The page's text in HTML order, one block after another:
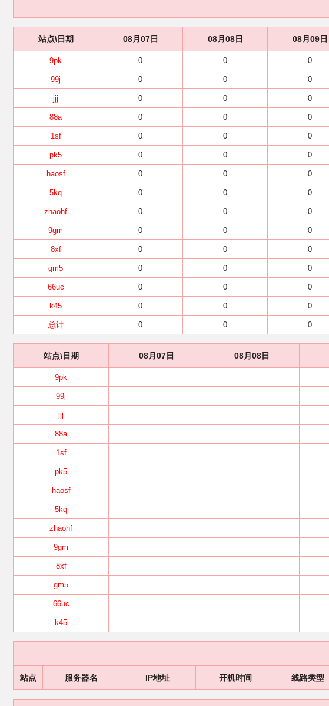
站点\日期 08月07日 08月08日 08月09日
9pk 0 0 0
99j 0 0 0
jjj 0 0 0
88a 0 0 0
1sf 0 0 0
pk5 0 0 0
haosf 0 0 0
5kq 0 0 0
zhaohf 0 0 0
9gm 0 0 0
8xf 0 0 0
gm5 0 0 0
66uc 0 0 0
k45 0 0 0
总计 0 0 0
站点\日期 08月07日 08月08日
9pk
99j
jjj
88a
1sf
pk5
haosf
5kq
zhaohf
9gm
8xf
gm5
66uc
k45
站点 服务器名 IP地址 开机时间 线路类型